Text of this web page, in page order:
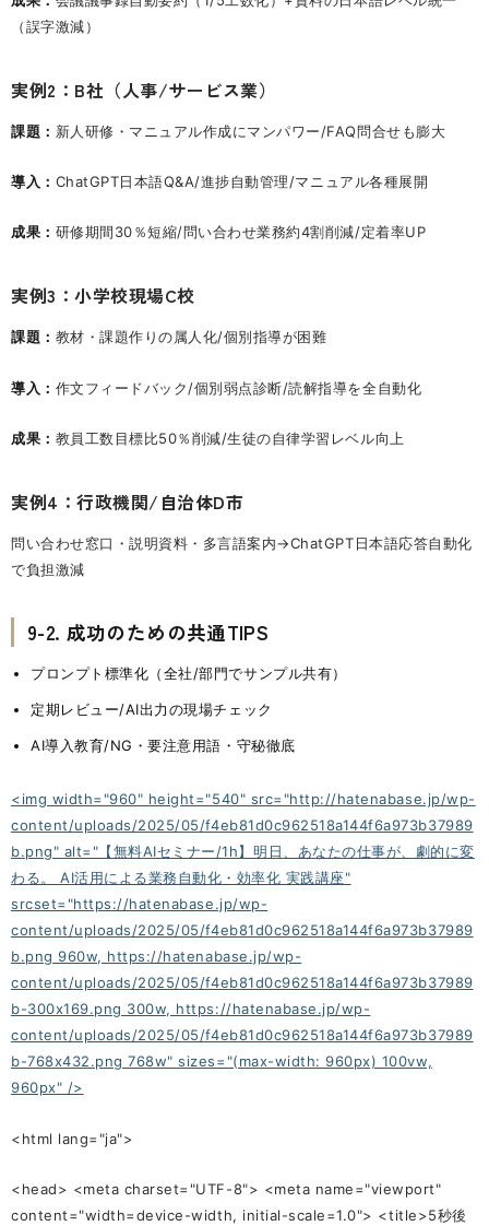
（誤字激減）
実例2：B社（人事/サービス業）
課題： 新人研修・マニュアル作成にマンパワー/FAQ問合せも膨大
導入： ChatGPT日本語Q&A/進捗自動管理/マニュアル各種展開
成果： 研修期間30％短縮/問い合わせ業務約4割削減/定着率UP
実例3：小学校現場C校
課題： 教材・課題作りの属人化/個別指導が困難
導入： 作文フィードバック/個別弱点診断/読解指導を全自動化
成果： 教員工数目標比50％削減/生徒の自律学習レベル向上
実例4：行政機関/自治体D市
問い合わせ窓口・説明資料・多言語案内→ChatGPT日本語応答自動化
で負担激減
9-2. 成功のための共通TIPS
プロンプト標準化（全社/部門でサンプル共有）
定期レビュー/AI出力の現場チェック
AI導入教育/NG・要注意用語・守秘徹底
<img width="960" height="540" src="http://hatenabase.jp/wp-
content/uploads/2025/05/f4eb81d0c962518a144f6a973b37989
b.png" alt="【無料AIセミナー/1h】明日、あなたの仕事が、劇的に変
わる。 AI活用による業務自動化・効率化 実践講座"
srcset="https://hatenabase.jp/wp-
content/uploads/2025/05/f4eb81d0c962518a144f6a973b37989
b.png 960w, https://hatenabase.jp/wp-
content/uploads/2025/05/f4eb81d0c962518a144f6a973b37989
b-300x169.png 300w, https://hatenabase.jp/wp-
content/uploads/2025/05/f4eb81d0c962518a144f6a973b37989
b-768x432.png 768w" sizes="(max-width: 960px) 100vw,
960px" />
<html lang="ja">
<head> <meta charset="UTF-8"> <meta name="viewport"
content="width=device-width, initial-scale=1.0"> <title>5秒後